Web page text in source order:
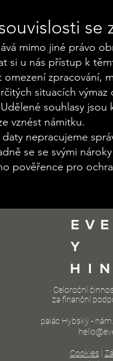
se
mimo jiné právo
si u nás přístup k
zpracování,
situacích
souhlasy
vznést námitku.
daty nepracujeme
se se svými
pověřence pro
Celoroční
za finanční
palác Hybský -
Cookies |